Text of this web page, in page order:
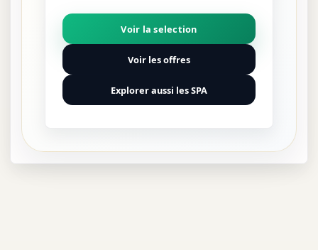
Voir la selection
Voir les offres
Explorer aussi les SPA